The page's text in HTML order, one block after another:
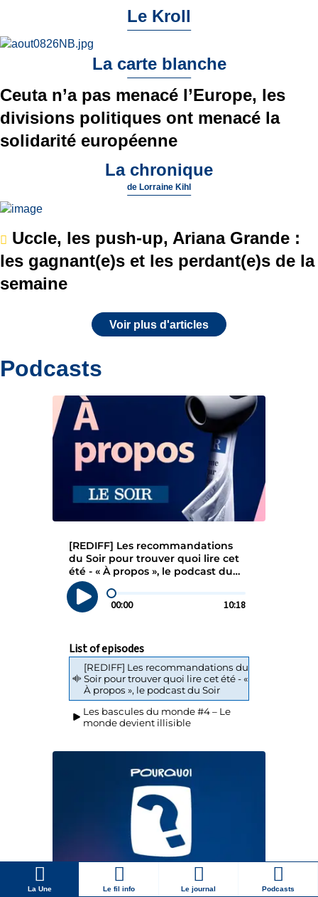
La Une Le fil info Le journal Podcasts
Le Kroll
La carte blanche
Ceuta n’a pas menacé l’Europe, les
divisions politiques ont menacé la
solidarité européenne
La chronique
de Lorraine Kihl
Uccle, les push-up, Ariana Grande :
les gagnant(e)s et les perdant(e)s de la
semaine
Voir plus d'articles
Podcasts